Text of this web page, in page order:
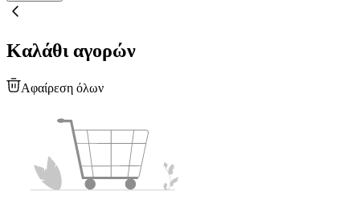
Καλάθι αγορών
Αφαίρεση όλων